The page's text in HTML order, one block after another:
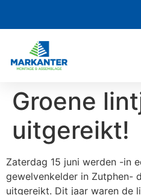
Groene
uitgereikt!
Zaterdag 15 juni werden -in
gewelvenkelder in Zutphen-
uitgereikt. Dit jaar waren de